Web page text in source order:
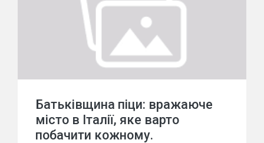
Батьківщина піци: вражаюче
місто в Італії, яке варто
побачити кожному.